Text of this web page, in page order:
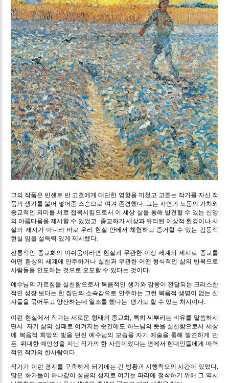
그의 작품은 빈센트 반 고흐에게 대단한 영향을 끼쳤고 고흐는 작가를 자신 작
품의 생기를 불어 넣어준 스승으로 여겨 존경했다. 그는 자연과 노동의 가치와
종교적인 의미를 서로 접목시킴으로서 이 세상 삶을 통해 발견할 수 있는 신앙
의 아름다움을 제시할 수 있었고 종교화가 세상과 유리된 이상적 환경이나 사
실의 제시가 아니라 바로 우리 현실 안에서 체험하고 증거할 수 있는 감동적
현실 임을 설득력 있게 제시했다.
전통적인 종교화의 아쉬움이라면 현실과 무관한 이상 세계의 제시로 종교를
어떤 환상의 세계에 안주하거나 실천과 무관한 어떤 형식적인 삶의 반복으로
사람들을 인도하는 것으로 오도할 수 있다는 것이다.
예수님의 가르침을 실천함으로서 복음적인 생기와 감동이 전달되는 크리스챤
적인 성장 보다는 한 집단의 소속감으로 안주하는 그런 복음적 생명이 없는 신
자들을 묶어두고 양산하는데 일조를 했다는 평가도 할 수 있는 처지이다.
이런 현실에서 작가는 새로운 형태의 종교화, 특히 씨뿌리는 비유를 말씀하시
면서 자기 삶의 실패로 여겨지는 순간에도 하느님의 뜻을 실천함으로서 세상
에 복음적 희망의 빛을 던진 예수님의 모습을 자기 예술을 통해 발견하게 만
든 위대한 예언성을 지닌 작가의 한 사람이었다는 면에서 현대인들에게 매력
적인 작가의 한사람이다.
작가가 이런 경지를 구축하게 되기에는 긴 방황과 시행착오의 시간이 있었다.
많은 화가들이 하나같이 성공의 성지로 여기는 파리에 정착하기 위해 그 역시